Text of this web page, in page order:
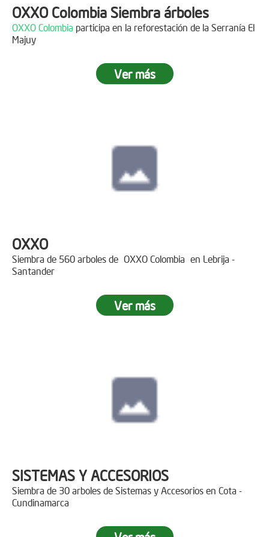
OXXO Colombia Siembra árboles
OXXO Colombia participa en la reforestación de la Serranía El
Majuy
Ver más
OXXO
Siembra de 560 arboles de OXXO Colombia en Lebrija -
Santander
Ver más
SISTEMAS Y ACCESORIOS
Siembra de 30 arboles de Sistemas y Accesorios en Cota -
Cundinamarca